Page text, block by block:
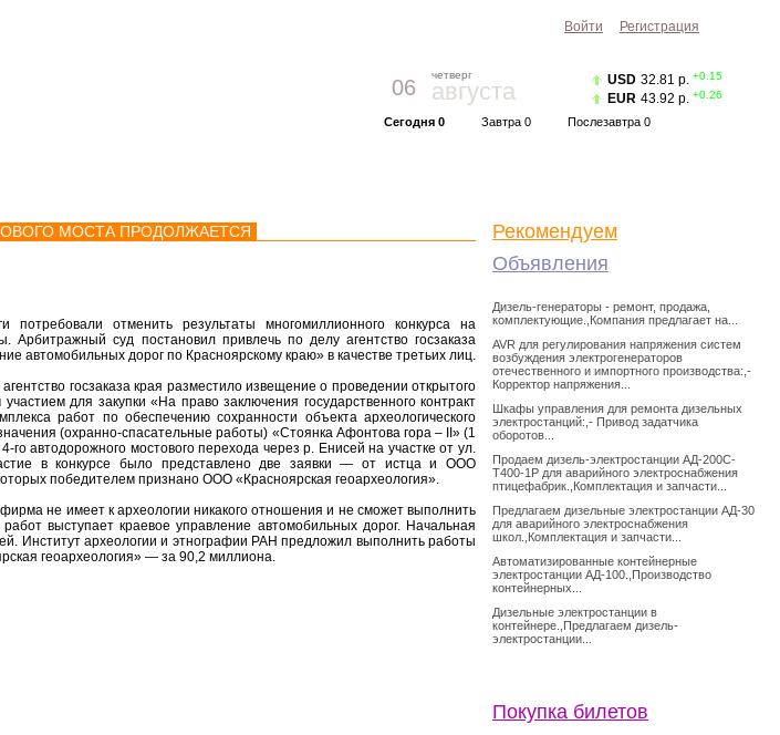
06
четверг
августа
Сегодня 0 Завтра 0 Послезавтра 0
USD 32.81 р. +0.15
EUR 43.92 р. +0.26
МОСТА ПРОДОЛЖАЕТСЯ
потребовали отменить результаты многомиллионного конкурса на
Арбитражный суд постановил привлечь по делу агентство госзаказа
автомобильных дорог по Красноярскому краю» в качестве третьих лиц.
госзаказа края разместило извещение о проведении открытого
для закупки «На право заключения государственного контракт
работ по обеспечению сохранности объекта археологического
(охранно-спасательные работы) «Стоянка Афонтова гора – II» (1
го автодорожного мостового перехода через р. Енисей на участке от ул.
в конкурсе было представлено две заявки — от истца и ООО
победителем признано ООО «Красноярская геоархеология».
не имеет к археологии никакого отношения и не сможет выполнить
выступает краевое управление автомобильных дорог. Начальная
Институт археологии и этнографии РАН предложил выполнить работы
геоархеология» — за 90,2 миллиона.
Рекомендуем
Объявления
Дизель-генераторы - ремонт, продажа,
комплектующие.,Компания предлагает на...
AVR для регулирования напряжения систем
возбуждения электрогенераторов
отечественного и импортного производства:,-
Корректор напряжения...
Шкафы управления для ремонта дизельных
электростанций:,- Привод задатчика
оборотов...
Продаем дизель-электростанции АД-200С-
Т400-1Р для аварийного электроснабжения
птицефабрик.,Комплектация и запчасти...
Предлагаем дизельные электростанции АД-30
для аварийного электроснабжения
школ.,Комплектация и запчасти...
Автоматизированные контейнерные
электростанции АД-100.,Производство
контейнерных...
Дизельные электростанции в
контейнере.,Предлагаем дизель-
электростанции...
Покупка билетов
Войти Регистрация